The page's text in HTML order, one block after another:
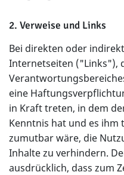
2. Verweise und Links
Bei direkten oder
Internetseiten ("Links"),
eine
in Kraft treten, in dem
Kenntnis hat und es ihm
zumutbar wäre, die
Inhalte zu verhindern.
ausdrücklich, dass zum